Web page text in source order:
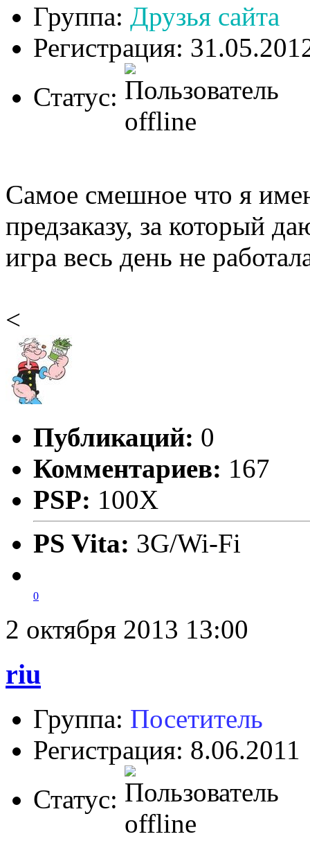
Группа: Друзья сайта
Регистрация:
Статус:
Самое смешное что я
предзаказу, за который
игра весь день не
<
Публикаций: 0
Комментариев: 167
PSP: 100X
PS Vita: 3G/Wi-Fi
0
2 октября 2013 13:00
riu
Группа: Посетитель
Регистрация: 8.06.2011
Статус: